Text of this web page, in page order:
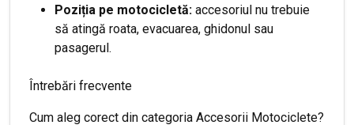
Poziția pe motocicletă: accesoriul nu trebuie
să atingă roata, evacuarea, ghidonul sau
pasagerul.
Întrebări frecvente
Cum aleg corect din categoria Accesorii Motociclete?